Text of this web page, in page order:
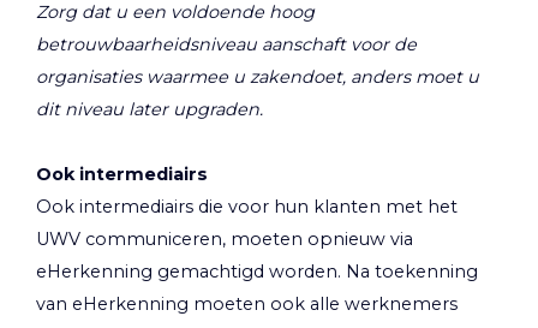
Zorg dat u een voldoende hoog
betrouwbaarheidsniveau aanschaft voor de
organisaties waarmee u zakendoet, anders moet u
dit niveau later upgraden.
Ook intermediairs
Ook intermediairs die voor hun klanten met het
UWV communiceren, moeten opnieuw via
eHerkenning gemachtigd worden. Na toekenning
van eHerkenning moeten ook alle werknemers